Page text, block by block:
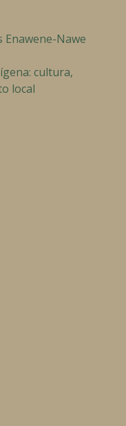
Enawene-Nawe
cultura,
local